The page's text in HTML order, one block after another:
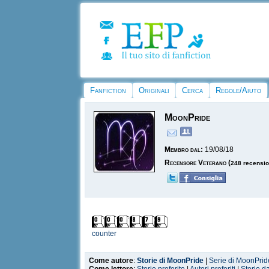
Fanfiction Originali Cerca Regole/Aiuto
MoonPride
Membro dal: 19/08/18
Recensore Veterano (248
counter
Come autore:Storie di MoonPride |Serie di